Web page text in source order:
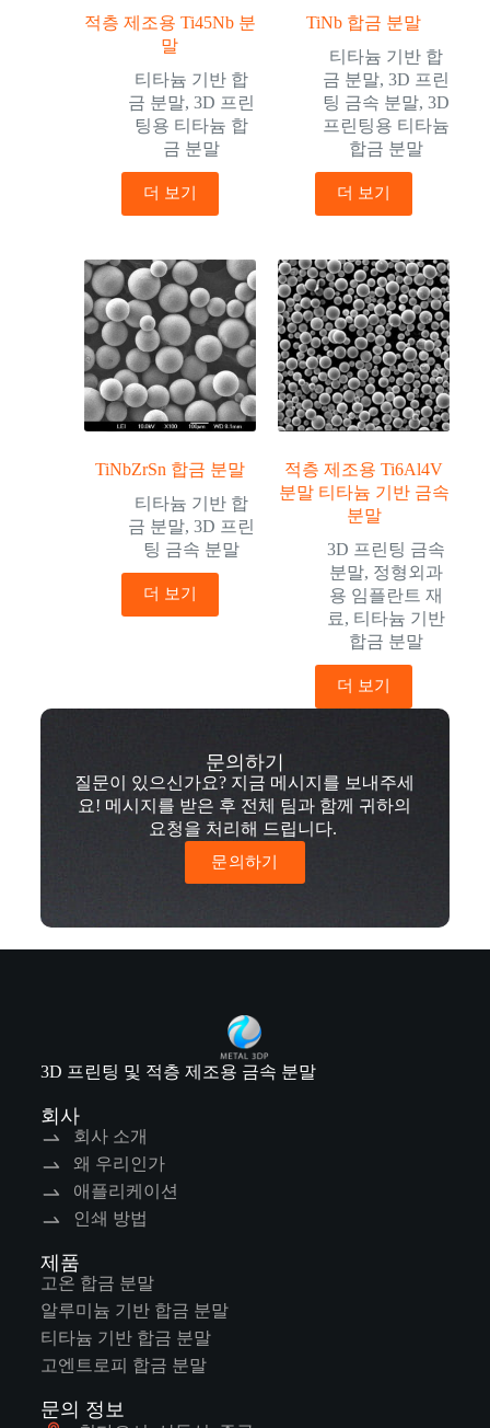
적층 제조용 Ti45Nb 분
말
티타늄 기반 합
금 분말,3D 프린
팅용 티타늄 합
금 분말
더 보기
TiNb 합금 분말
티타늄 기반 합
금 분말, 3D 프린
팅 금속 분말, 3D
프린팅용 티타늄
합금 분말
더 보기
TiNbZrSn 합금 분말
티타늄 기반 합
금 분말,3D 프린
팅 금속 분말
더 보기
적층 제조용 Ti6Al4V
분말 티타늄 기반 금속
분말
3D 프린팅 금속
분말, 정형외과
용 임플란트 재
료, 티타늄 기반
합금 분말
더 보기
문의하기
질문이 있으신가요? 지금 메시지를 보내주세
요! 메시지를 받은 후 전체 팀과 함께 귀하의
요청을 처리해 드립니다.
문의하기
3D 프린팅 및 적층 제조용 금속 분말
회사
회사 소개
왜 우리인가
애플리케이션
인쇄 방법
제품
고온 합금 분말
알루미늄 기반 합금 분말
티타늄 기반 합금 분말
고엔트로피 합금 분말
문의 정보